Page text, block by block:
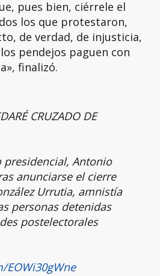
pues bien, ciérrele el
los que protestaron,
de verdad, de injusticia,
pendejos paguen con
finalizó.
CRUZADO DE
presidencial, Antonio
anunciarse el cierre
Urrutia, amnistía
personas detenidas
postelectorales